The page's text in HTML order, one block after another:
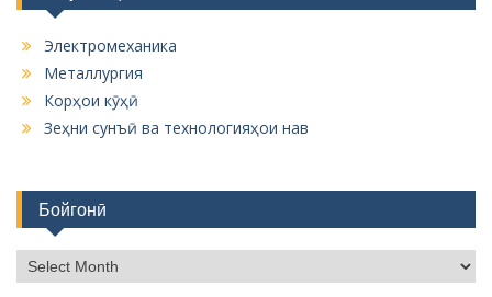
Электромеханика
Металлургия
Корҳои кӯҳӣ
Зеҳни сунъӣ ва технологияҳои нав
Бойгонӣ
о